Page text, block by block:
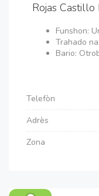
Rojas Castillo
Funshon:
Trahado
Bario:
Telefòn
Adrès
Zona